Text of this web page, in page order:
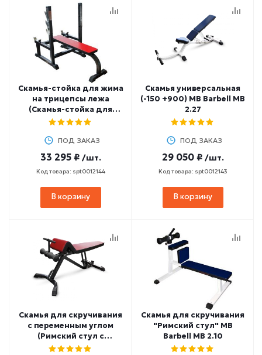
Скамья-стойка для жима
на трицепсы лежа
(Скамья-стойка для
французского жима
ПОД ЗАКАЗ
33 295 ₽ /шт.
Код товара: spt0012144
В корзину
Скамья универсальная
(-150 +900) MB Barbell МВ
2.27
ПОД ЗАКАЗ
29 050 ₽ /шт.
Код товара: spt0012143
В корзину
Скамья для скручивания
с переменным углом
(Римский стул с
переменным углом) MB
Скамья для скручивания
"Римский стул" MB
Barbell MB 2.10